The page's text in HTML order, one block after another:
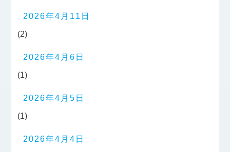
2026年4月11日
(2)
2026年4月6日
(1)
2026年4月5日
(1)
2026年4月4日